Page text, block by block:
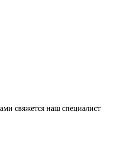
свяжется наш специалист